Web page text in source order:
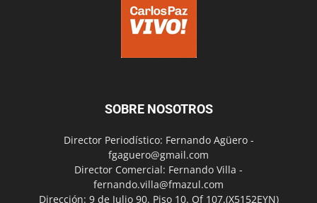
SOBRE NOSOTROS
Director Periodístico: Fernando Agüero -
fgaguero@gmail.com
Director Comercial: Fernando Villa -
fernando.villa@fmazul.com
Dirección: 9 de Julio 90. Piso 10. Of 107.(X5152EYN)